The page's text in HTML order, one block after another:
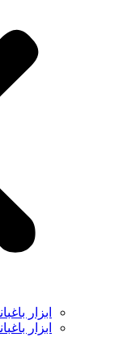
ابزار
ابزار